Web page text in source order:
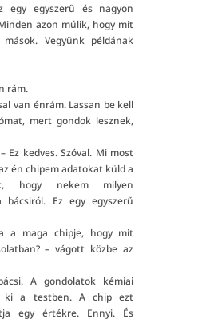
egy egyszerű és nagyon
azon múlik, hogy mit
Vegyünk példának
rám.
van énrám. Lassan be kell
mert gondok lesznek,
Ez kedves. Szóval. Mi most
én chipem adatokat küld a
hogy nekem milyen
bácsiról. Ez egy egyszerű
a maga chipje, hogy mit
– vágott közbe az
A gondolatok kémiai
ki a testben. A chip ezt
egy értékre. Ennyi. És